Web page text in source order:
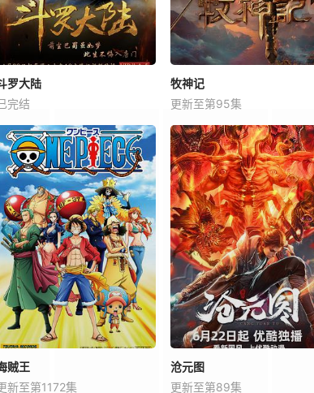
罗大陆
完结
牧神记
更新至第95集
贼王
新至第1172集
沧元图
更新至第89集